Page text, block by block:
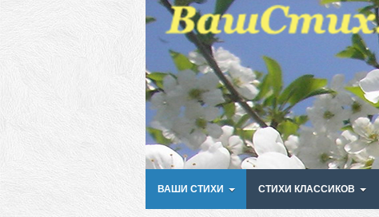
ВАШИ СТИХИ СТИХИ КЛАССИКОВ